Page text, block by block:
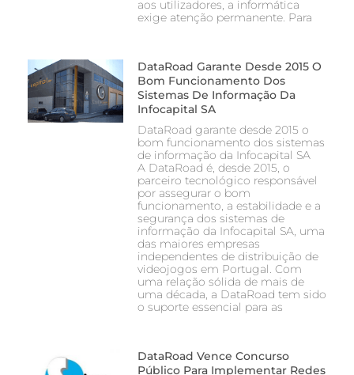
aos utilizadores, a informática
exige atenção permanente. Para
DataRoad Garante Desde 2015 O
Bom Funcionamento Dos
Sistemas De Informação Da
Infocapital SA
DataRoad garante desde 2015 o
bom funcionamento dos sistemas
de informação da Infocapital SA
A DataRoad é, desde 2015, o
parceiro tecnológico responsável
por assegurar o bom
funcionamento, a estabilidade e a
segurança dos sistemas de
informação da Infocapital SA, uma
das maiores empresas
independentes de distribuição de
videojogos em Portugal. Com
uma relação sólida de mais de
uma década, a DataRoad tem sido
o suporte essencial para as
DataRoad Vence Concurso
Público Para Implementar Redes